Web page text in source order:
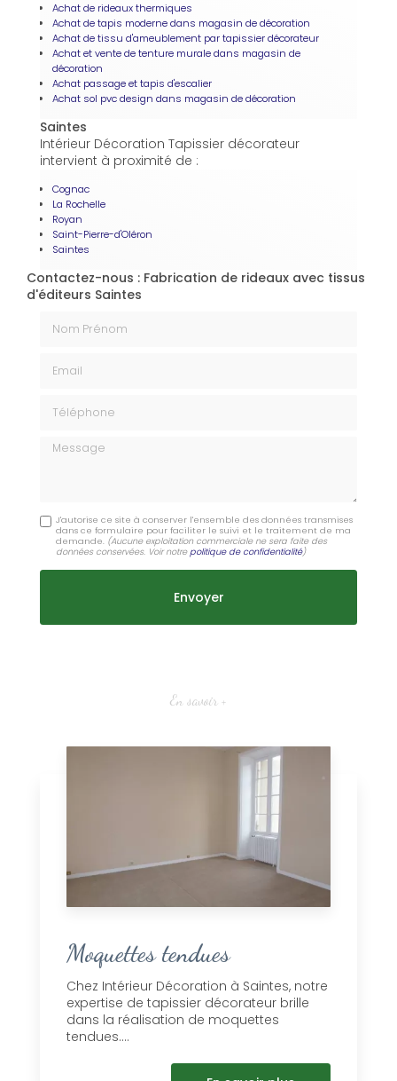
Achat de rideaux thermiques
Achat de tapis moderne dans magasin de décoration
Achat de tissu d'ameublement par tapissier décorateur
Achat et vente de tenture murale dans magasin de
décoration
Achat passage et tapis d'escalier
Achat sol pvc design dans magasin de décoration
Saintes
Intérieur Décoration Tapissier décorateur
intervient à proximité de :
Cognac
La Rochelle
Royan
Saint-Pierre-d'Oléron
Saintes
Contactez-nous : Fabrication de rideaux avec tissus
d'éditeurs Saintes
Message
J'autorise ce site à conserver l'ensemble des données transmises
dans ce formulaire pour faciliter le suivi et le traitement de ma
demande. (Aucune exploitation commerciale ne sera faite des
données conservées. Voir notrepolitique de confidentialité)
En savoir +
Moquettes tendues
Chez Intérieur Décoration à Saintes, notre
expertise de tapissier décorateur brille
dans la réalisation de moquettes
tendues....